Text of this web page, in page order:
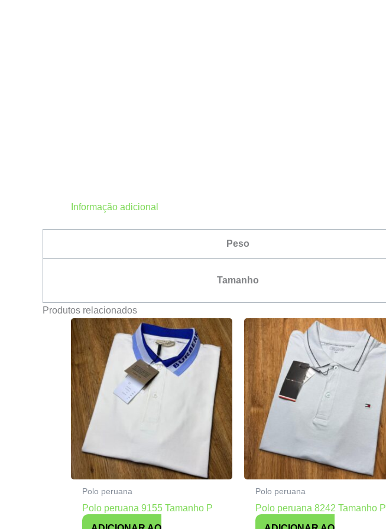
Informação adicional
Peso
Tamanho
Produtos relacionados
Polo peruana
Polo peruana 9155 Tamanho P
Polo peruana
Polo peruana 8242 Tamanho P